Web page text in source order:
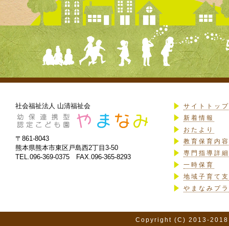
社会福祉法人 山清福祉会
〒861-8043
熊本県熊本市東区戸島西2丁目3-50
TEL.096-369-0375 FAX.096-365-8293
サイトトップ
新着情報
おたより
教育保育内
専門指導詳細
一時保育
地域子育て
やまなみプ
Copyright (C) 2013-